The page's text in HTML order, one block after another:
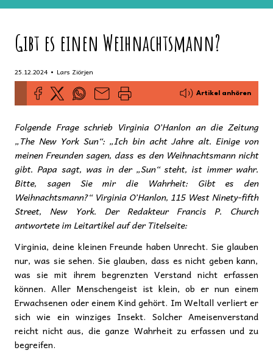
Gibt es einen Weihnachtsmann?
25.12.2024 • Lars Ziörjen
Artikel anhören
Folgende Frage schrieb Virginia O’Hanlon an die Zeitung
„The New York Sun“: „Ich bin acht Jahre alt. Einige von
meinen Freunden sagen, dass es den Weihnachtsmann nicht
gibt. Papa sagt, was in der „Sun“ steht, ist immer wahr.
Bitte, sagen Sie mir die Wahrheit: Gibt es den
Weihnachtsmann?“ Virginia O’Hanlon, 115 West Ninety-fifth
Street, New York. Der Redakteur Francis P. Church
antwortete im Leitartikel auf der Titelseite:
Virginia, deine kleinen Freunde haben Unrecht. Sie glauben
nur, was sie sehen. Sie glauben, dass es nicht geben kann,
was sie mit ihrem begrenzten Verstand nicht erfassen
können. Aller Menschengeist ist klein, ob er nun einem
Erwachsenen oder einem Kind gehört. Im Weltall verliert er
sich wie ein winziges Insekt. Solcher Ameisenverstand
reicht nicht aus, die ganze Wahrheit zu erfassen und zu
begreifen.